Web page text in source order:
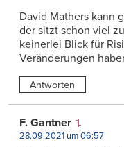
David Mathers kann
der sitzt schon viel
keinerlei Blick für
Veränderungen
Antworten
F. Gantner
28.09.2021 um 06:57